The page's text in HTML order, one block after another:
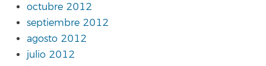
octubre 2012
septiembre 2012
agosto 2012
julio 2012